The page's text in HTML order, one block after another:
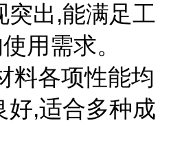
突出,能满足工
用需求。
料各项性能均
好,适合多种成